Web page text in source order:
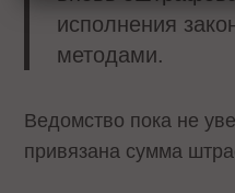
исполнения
методами.
Ведомство пока не
привязана сумма